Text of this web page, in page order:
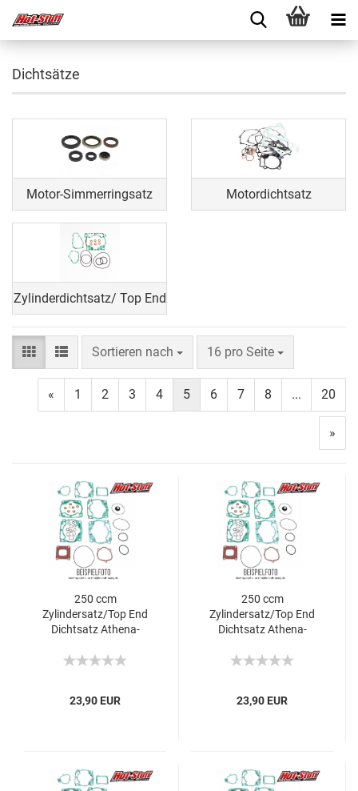
Dichtsätze
Motor-Simmerringsatz Motordichtsatz
Zylinderdichtsatz/ Top End
Sortieren nach 16 pro Seite
« 1 2 3 4 5 6 7 8 ... 20
»
250 ccm
Zylindersatz/Top End
Dichtsatz Athena-
23,90 EUR
250 ccm
Zylindersatz/Top End
Dichtsatz Athena-
23,90 EUR